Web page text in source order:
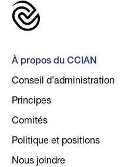
À propos du CCIAN
Conseil d’administration
Principes
Comités
Politique et positions
Nous joindre